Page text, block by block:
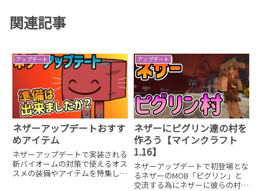
関連記事
アップデート
ネザーアップデートおすす
めアイテム
ネザーアップデートで実装される
新バイオームの対策で使えるオス
スメの装備やアイテムを特集しま
アップデート
ネザーにピグリン達の村を
作ろう【マインクラフト
1.16】
ネザーアップデートで初登場とな
るネザーのMOB「ピグリン」と
交流する為にネザーに彼らの村を